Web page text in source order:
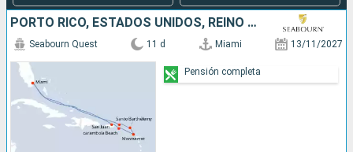
PORTO RICO, ESTADOS UNIDOS, REINO UNIDO, FRANCIA, JOST VAN DYKE
Seabourn Quest 11 d Miami 13/11/2027
Pensión completa